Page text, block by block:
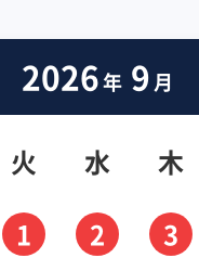
2026年 9月
火 水 木
1
2 3